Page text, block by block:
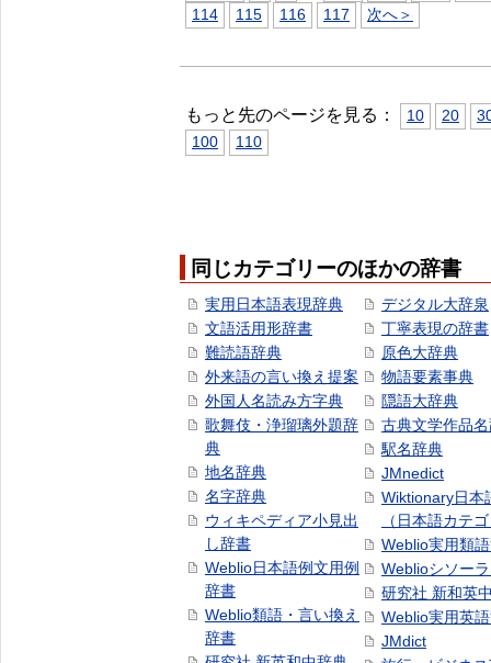
114
115 116 117 次へ＞
もっと先のページを見る： 10 20
100
110
同じカテゴリーのほかの辞書
実用日本語表現辞典
文語活用形辞書
難読語辞典
外来語の言い換え提案
外国人名読み方字典
歌舞伎・浄瑠璃外題辞
典
地名辞典
名字辞典
ウィキペディア小見出
し辞書
Weblio日本語例文用例
辞書
Weblio類語・言い換え
辞書
デジタル大辞泉
丁寧表現の辞書
原色大辞典
物語要素事典
隠語大辞典
古典文学作品
駅名辞典
JMnedict
Wiktionary日本
（日本語カテ
Weblio実用類
Weblioシソー
研究社 新和英
Weblio実用英
JMdict